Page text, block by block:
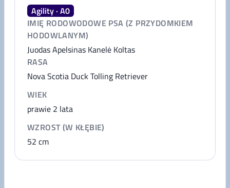
Agility · A0
IMIĘ RODOWODOWE PSA (Z PRZYDOMKIEM
HODOWLANYM)
Juodas Apelsinas Kanelė Koltas
RASA
Nova Scotia Duck Tolling Retriever
WIEK
prawie 2 lata
WZROST (W KŁĘBIE)
52 cm